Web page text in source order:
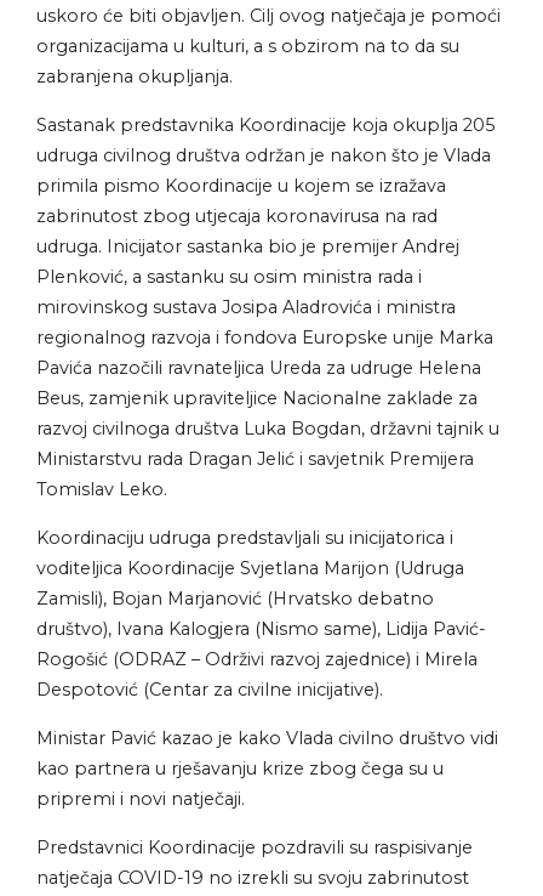
uskoro će biti objavljen. Cilj ovog natječaja je pomoći
organizacijama u kulturi, a s obzirom na to da su
zabranjena okupljanja.
Sastanak predstavnika Koordinacije koja okuplja 205
udruga civilnog društva održan je nakon što je Vlada
primila pismo Koordinacije u kojem se izražava
zabrinutost zbog utjecaja koronavirusa na rad
udruga. Inicijator sastanka bio je premijer Andrej
Plenković, a sastanku su osim ministra rada i
mirovinskog sustava Josipa Aladrovića i ministra
regionalnog razvoja i fondova Europske unije Marka
Pavića nazočili ravnateljica Ureda za udruge Helena
Beus, zamjenik upraviteljice Nacionalne zaklade za
razvoj civilnoga društva Luka Bogdan, državni tajnik u
Ministarstvu rada Dragan Jelić i savjetnik Premijera
Tomislav Leko.
Koordinaciju udruga predstavljali su inicijatorica i
voditeljica Koordinacije Svjetlana Marijon (Udruga
Zamisli), Bojan Marjanović (Hrvatsko debatno
društvo), Ivana Kalogjera (Nismo same), Lidija Pavić-
Rogošić (ODRAZ – Održivi razvoj zajednice) i Mirela
Despotović (Centar za civilne inicijative).
Ministar Pavić kazao je kako Vlada civilno društvo vidi
kao partnera u rješavanju krize zbog čega su u
pripremi i novi natječaji.
Predstavnici Koordinacije pozdravili su raspisivanje
natječaja COVID-19 no izrekli su svoju zabrinutost